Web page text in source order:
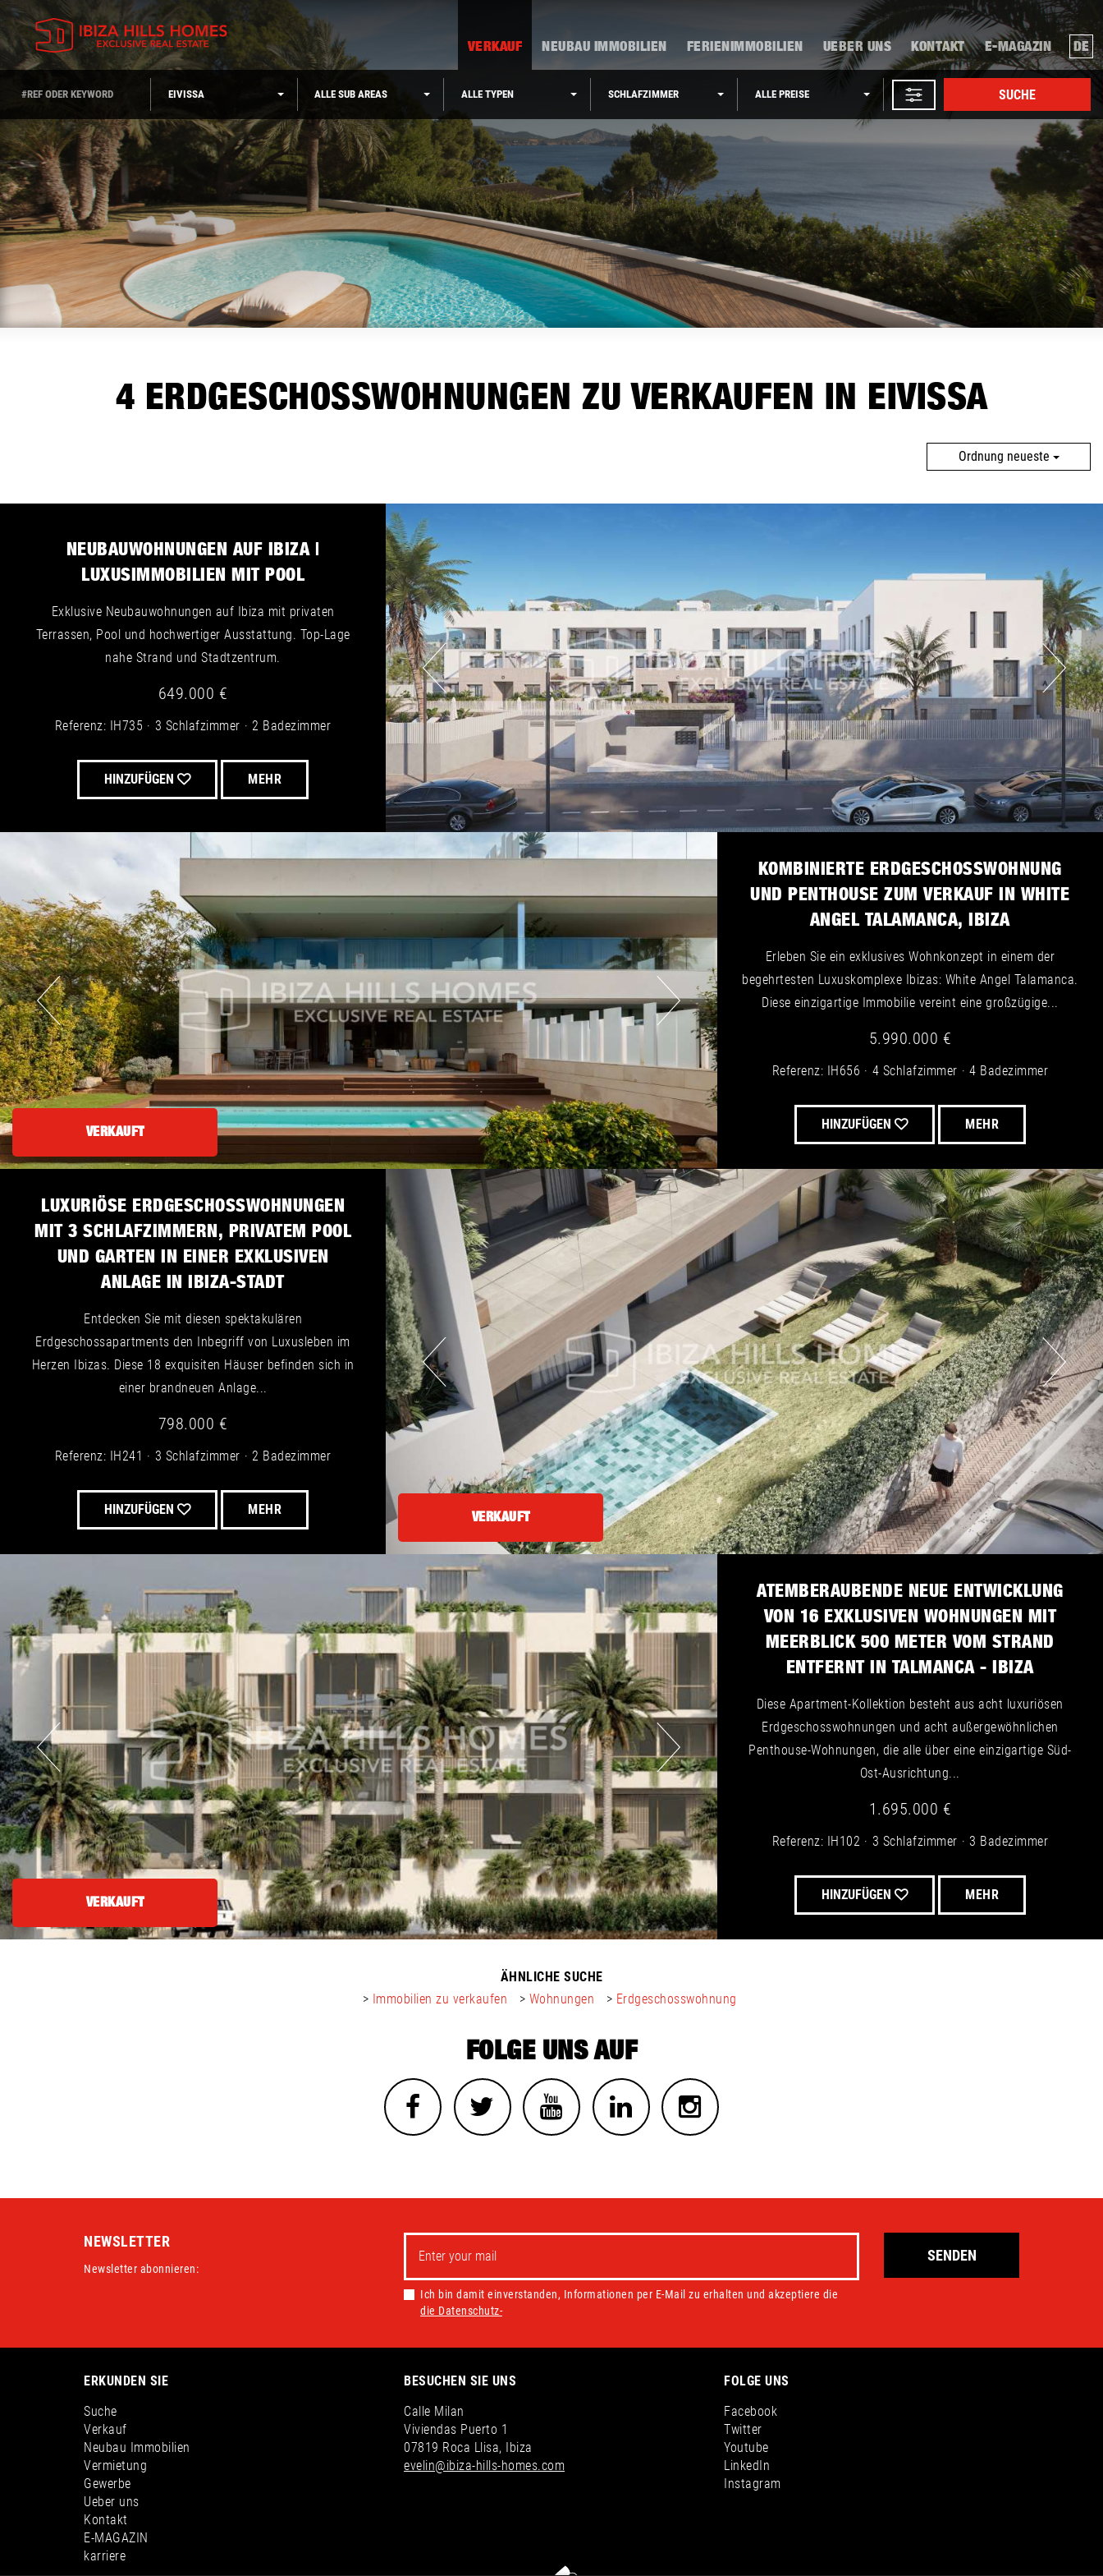
VERKAUF NEUBAU IMMOBILIEN FERIENIMMOBILIEN UEBER UNS KONTAKT E-MAGAZIN DE
EIVISSA ALLE SUB AREAS ALLE TYPEN SCHLAFZIMMER ALLE PREISE SUCHE
4 ERDGESCHOSSWOHNUNGEN ZU VERKAUFEN IN EIVISSA
Ordnung neueste
NEUBAUWOHNUNGEN AUF IBIZA |
LUXUSIMMOBILIEN MIT POOL
Exklusive Neubauwohnungen auf Ibiza mit privaten
Terrassen, Pool und hochwertiger Ausstattung. Top-Lage
nahe Strand und Stadtzentrum.
649.000 €
Referenz: IH735 3 Schlafzimmer 2 Badezimmer
HINZUFÜGEN MEHR
VERKAUFT
KOMBINIERTE ERDGESCHOSSWOHNUNG
UND PENTHOUSE ZUM VERKAUF IN WHITE
ANGEL TALAMANCA, IBIZA
Erleben Sie ein exklusives Wohnkonzept in einem der
begehrtesten Luxuskomplexe Ibizas: White Angel Talamanca.
Diese einzigartige Immobilie vereint eine großzügige...
5.990.000 €
Referenz: IH656 4 Schlafzimmer 4 Badezimmer
HINZUFÜGEN MEHR
VERKAUFT
LUXURIÖSE ERDGESCHOSSWOHNUNGEN
MIT 3 SCHLAFZIMMERN, PRIVATEM POOL
UND GARTEN IN EINER EXKLUSIVEN
ANLAGE IN IBIZA-STADT
Entdecken Sie mit diesen spektakulären
Erdgeschossapartments den Inbegriff von Luxusleben im
Herzen Ibizas. Diese 18 exquisiten Häuser befinden sich in
einer brandneuen Anlage...
798.000 €
Referenz: IH241 3 Schlafzimmer 2 Badezimmer
HINZUFÜGEN MEHR
VERKAUFT
ATEMBERAUBENDE NEUE ENTWICKLUNG
VON 16 EXKLUSIVEN WOHNUNGEN MIT
MEERBLICK 500 METER VOM STRAND
ENTFERNT IN TALMANCA - IBIZA
Diese Apartment-Kollektion besteht aus acht luxuriösen
Erdgeschosswohnungen und acht außergewöhnlichen
Penthouse-Wohnungen, die alle über eine einzigartige Süd-
Ost-Ausrichtung...
1.695.000 €
Referenz: IH102 3 Schlafzimmer 3 Badezimmer
HINZUFÜGEN MEHR
ÄHNLICHE SUCHE
> Immobilien zu verkaufen > Wohnungen > Erdgeschosswohnung
FOLGE UNS AUF
NEWSLETTER
Newsletter abonnieren:
Ich bin damit einverstanden, Informationen per E-Mail zu erhalten und akzeptiere die
die Datenschutz-
SENDEN
ERKUNDEN SIE
Suche
Verkauf
Neubau Immobilien
Vermietung
Gewerbe
Ueber uns
Kontakt
E-MAGAZIN
karriere
BESUCHEN SIE UNS
Calle Milan
Viviendas Puerto 1
07819 Roca Llisa, Ibiza
evelin@ibiza-hills-homes.com
FOLGE UNS
Facebook
Twitter
Youtube
LinkedIn
Instagram